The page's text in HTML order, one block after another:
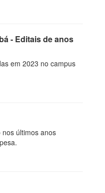
- Editais de anos
em 2023 no campus
últimos anos